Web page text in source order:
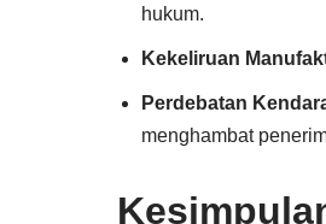
hukum.
Kekeliruan
Perdebatan
menghambat